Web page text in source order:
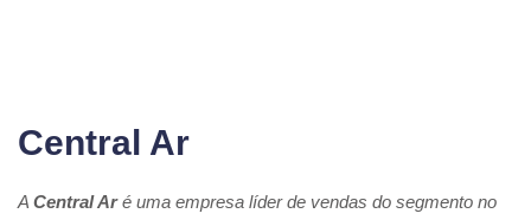
Central Ar
A Central Aré uma empresa líder de vendas do segmento no